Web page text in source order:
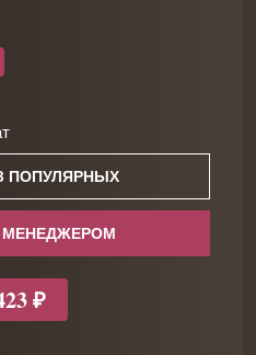
ПОПУЛЯРНЫХ
МЕНЕДЖЕРОМ
₽